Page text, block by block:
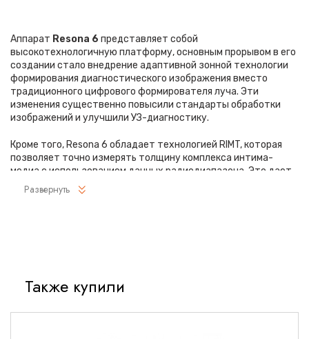
Аппарат Resona 6 представляет собой
высокотехнологичную платформу, основным прорывом в его
создании стало внедрение адаптивной зонной технологии
формирования диагностического изображения вместо
традиционного цифрового формирователя луча. Эти
изменения существенно повысили стандарты обработки
изображений и улучшили УЗ-диагностику.
Кроме того, Resona 6 обладает технологией RIMT, которая
позволяет точно измерять толщину комплекса интима-
медиа с использованием данных радиодиапазона. Это дает
врачам более точные инструменты для анализа данных и
диагностики, что позволяет выявлять патологии на ранних
Развернуть
Также купили